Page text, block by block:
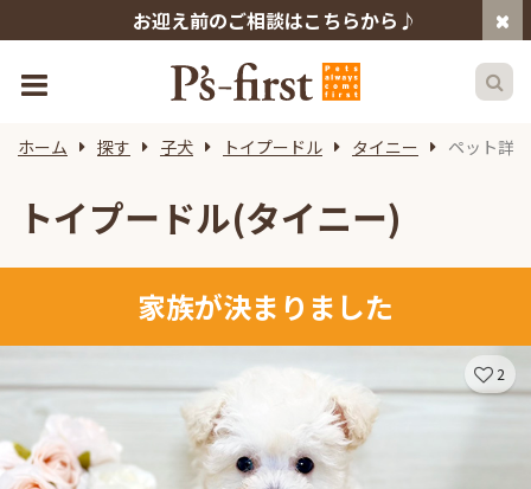
お迎え前のご相談はこちらから♪
ホーム 探す 子犬 トイプードル タイニー ペット詳細
トイプードル(タイニー)
家族が決まりました
2